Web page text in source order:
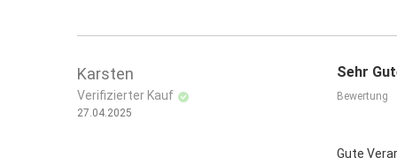
Karsten
Verifizierter Kauf
27.04.2025
Sehr
Bewertung
Gute